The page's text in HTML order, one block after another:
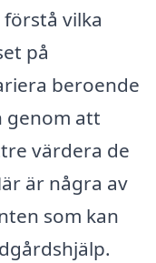
vilka
på
beroende
genom att
värdera de
är några av
som kan